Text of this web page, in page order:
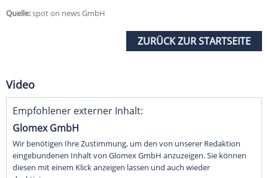
Quelle:spot on news GmbH
ZURÜCK ZUR STARTSEITE
Video
Empfohlener externer Inhalt:
Glomex GmbH
Wir benötigen Ihre Zustimmung, um den von unserer Redaktion
eingebundenen Inhalt von Glomex GmbH anzuzeigen. Sie können
diesen mit einem Klick anzeigen lassen und auch wieder